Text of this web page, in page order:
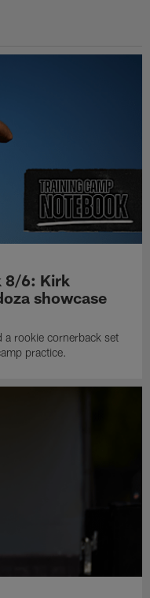
8/6: Kirk
showcase
a rookie cornerback set
practice.